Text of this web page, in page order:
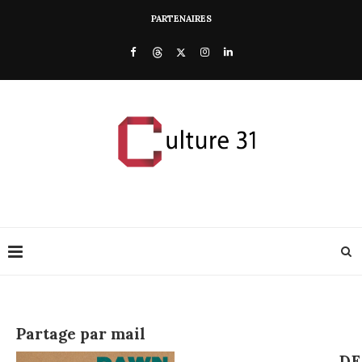
PARTENAIRES
Partage par mail